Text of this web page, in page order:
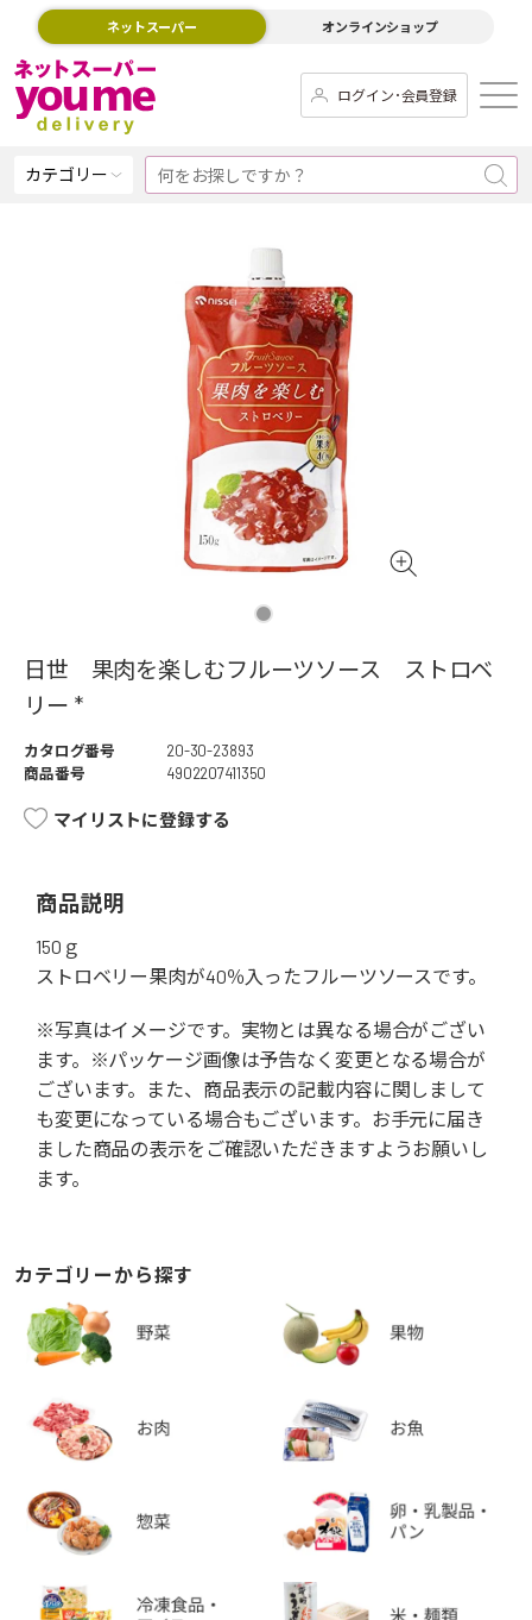
ネットスーパー オンラインショップ
ログイン･会員登録
カテゴリー
日世 果肉を楽しむフルーツソース ストロベ
リー *
カタログ番号
20-30-23893
商品番号
4902207411350
マイリストに登録する
商品説明
150ｇ
ストロベリー果肉が40％入ったフルーツソースです。
※写真はイメージです。実物とは異なる場合がござい
ます。※パッケージ画像は予告なく変更となる場合が
ございます。また、商品表示の記載内容に関しまして
も変更になっている場合もございます。お手元に届き
ました商品の表示をご確認いただきますようお願いし
ます。
カテゴリーから探す